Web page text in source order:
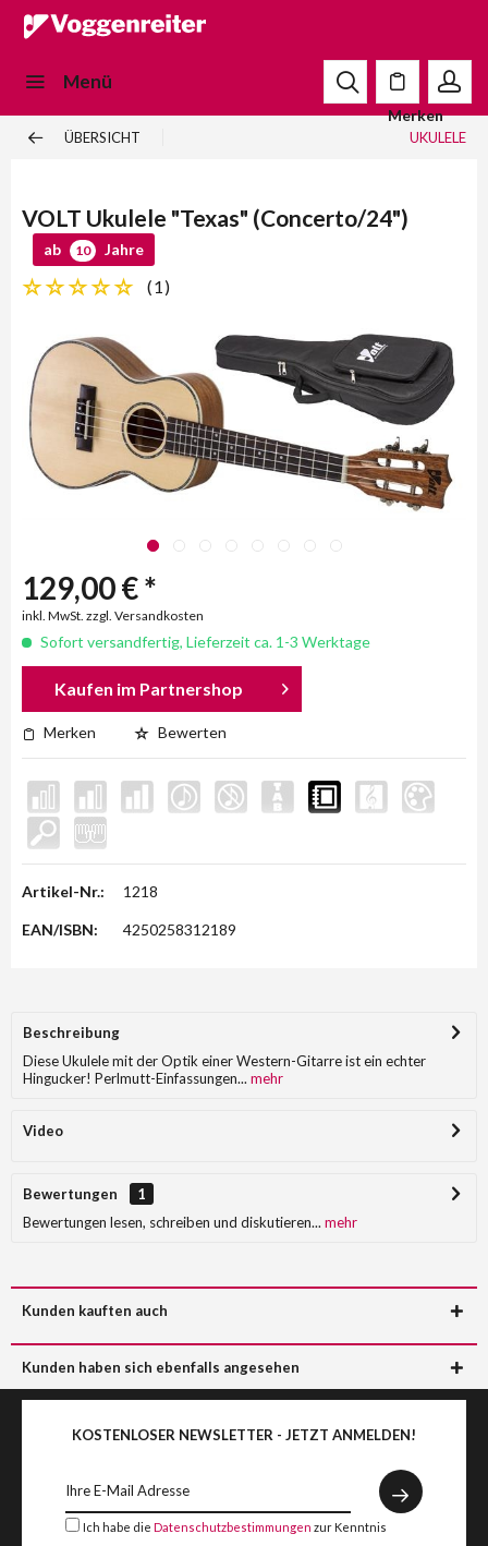
Menü
Merken
ÜBERSICHT UKULELE
VOLT Ukulele "Texas" (Concerto/24")
ab 10 Jahre
(1 )
129,00 € *
inkl. MwSt. zzgl. Versandkosten
Sofort versandfertig, Lieferzeit ca. 1-3 Werktage
Kaufen im Partnershop
Merken Bewerten
Artikel-Nr.: 1218
EAN/ISBN: 4250258312189
Beschreibung
Diese Ukulele mit der Optik einer Western-Gitarre ist ein echter
Hingucker! Perlmutt-Einfassungen... mehr
Video
Bewertungen
1
Bewertungen lesen, schreiben und diskutieren... mehr
Kunden kauften auch
Kunden haben sich ebenfalls angesehen
KOSTENLOSER NEWSLETTER - JETZT ANMELDEN!
Ich habe die Datenschutzbestimmungen zur Kenntnis